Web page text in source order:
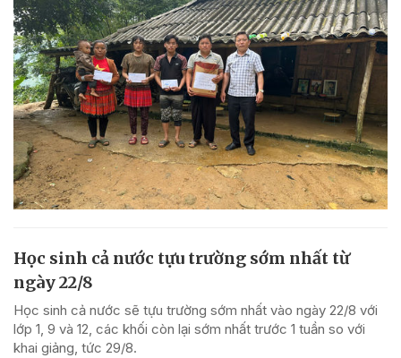
Học sinh cả nước tựu trường sớm nhất từ
ngày 22/8
Học sinh cả nước sẽ tựu trường sớm nhất vào ngày 22/8 với
lớp 1, 9 và 12, các khối còn lại sớm nhất trước 1 tuần so với
khai giảng, tức 29/8.